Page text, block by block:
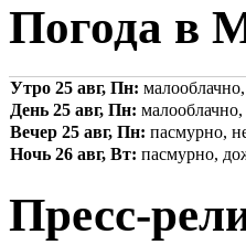
Погода в
Утро 25 авг, Пн:
День 25 авг, Пн:
Вечер 25 авг, Пн: пасмурно,
Ночь 26 авг, Вт: пасмурно,
Пресс-